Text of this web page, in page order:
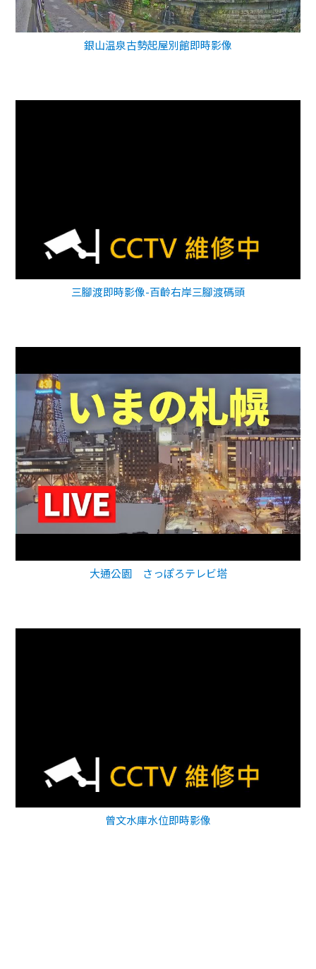
銀山温泉古勢起屋別館即時影像
三腳渡即時影像-百齡右岸三腳渡碼頭
大通公園 さっぽろテレビ塔
曾文水庫水位即時影像